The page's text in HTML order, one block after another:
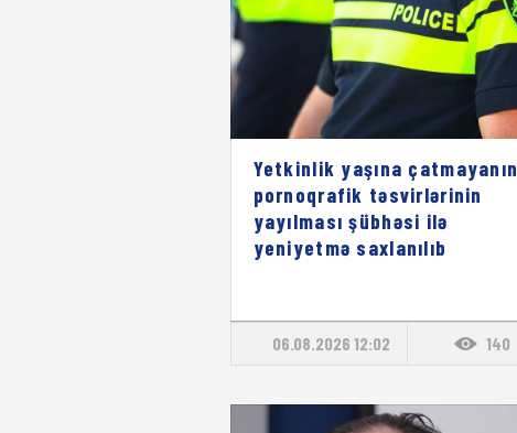
Yetkinlik yaşına çatmayanın
pornoqrafik təsvirlərinin
yayılması şübhəsi ilə
yeniyetmə saxlanılıb
06.08.2026 12:02 140